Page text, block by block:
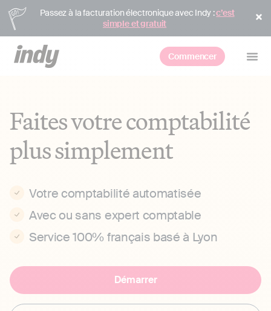
Passez à la facturation électronique avec Indy :c’est
simple et gratuit
Commencer
Faites votre comptabilité
plus simplement
Votre comptabilité automatisée
Avec ou sans expert comptable
Service 100% français basé à Lyon
Démarrer